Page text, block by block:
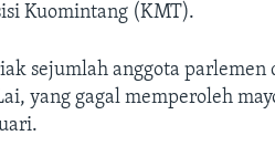
Kuomintang (KMT).
sejumlah anggota
yang gagal memperoleh